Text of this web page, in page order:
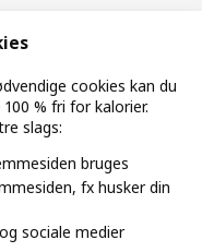
af service
cookies kan du
% fri for kalorier.
slags:
bruges
fx husker din
sociale medier